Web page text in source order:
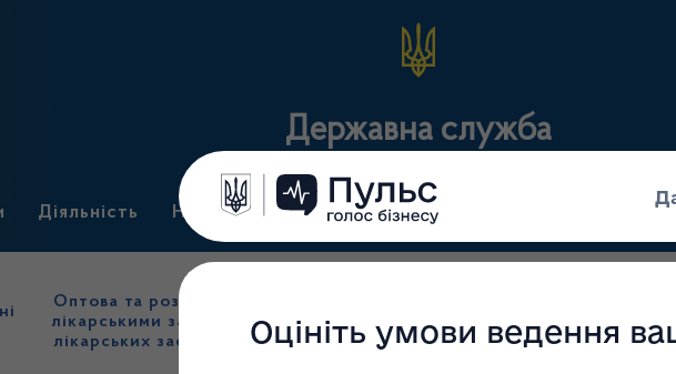
Державна служба
Діяльність Нормативні документи Для громадськості
Оптова та роздрібна торгівля
лікарськими засобами, імпорт
лікарських засобів (крім АФІ)
нагляд
(контроль)
засобів, крові та
сертифікація